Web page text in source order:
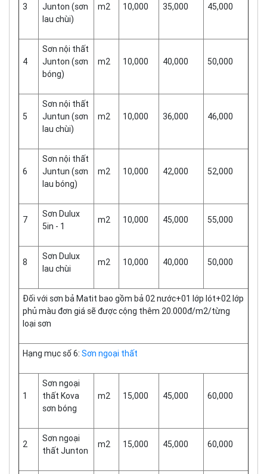
3
Junton (sơn
lau chùi)
m2 10,000 35,000 45,000
4
Sơn nội thất
Junton (sơn
bóng)
m2 10,000 40,000 50,000
5
Sơn nội thất
Juntun (sơn
lau chùi)
m2 10,000 36,000 46,000
6
Sơn nội thất
Juntun (sơn
lau bóng)
m2 10,000 42,000 52,000
7
Sơn Dulux
5in - 1
m2 10,000 45,000 55,000
8
Sơn Dulux
lau chùi
m2 10,000 40,000 50,000
Đối với sơn bả Matit bao gồm bả 02 nước+01 lớp lót+02 lớp
phủ màu đơn giá sẽ được cộng thêm 20.000đ/m2/từng
loại sơn
Hạng mục số 6: Sơn ngoại thất
1
Sơn ngoại
thất Kova
sơn bóng
m2 15,000 45,000 60,000
2
Sơn ngoại
thất Junton
m2 15,000 45,000 60,000